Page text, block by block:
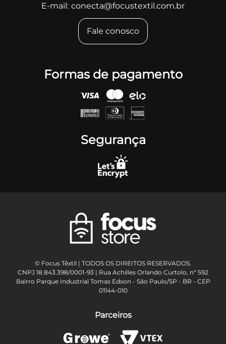
E-mail: conecta@focustextil.com.br
Fale conosco
Formas de pagamento
Segurança
© Focus Têxtil | TODOS OS DIREITOS RESERVADOS.
CNPJ 18.843.398/0001-93 | Rua Achilles Orlando Curtolo, nº 592
Bairro Parque Industrial Tomas Edson - São Paulo/SP - BR - CEP
01144-010
Parceiros